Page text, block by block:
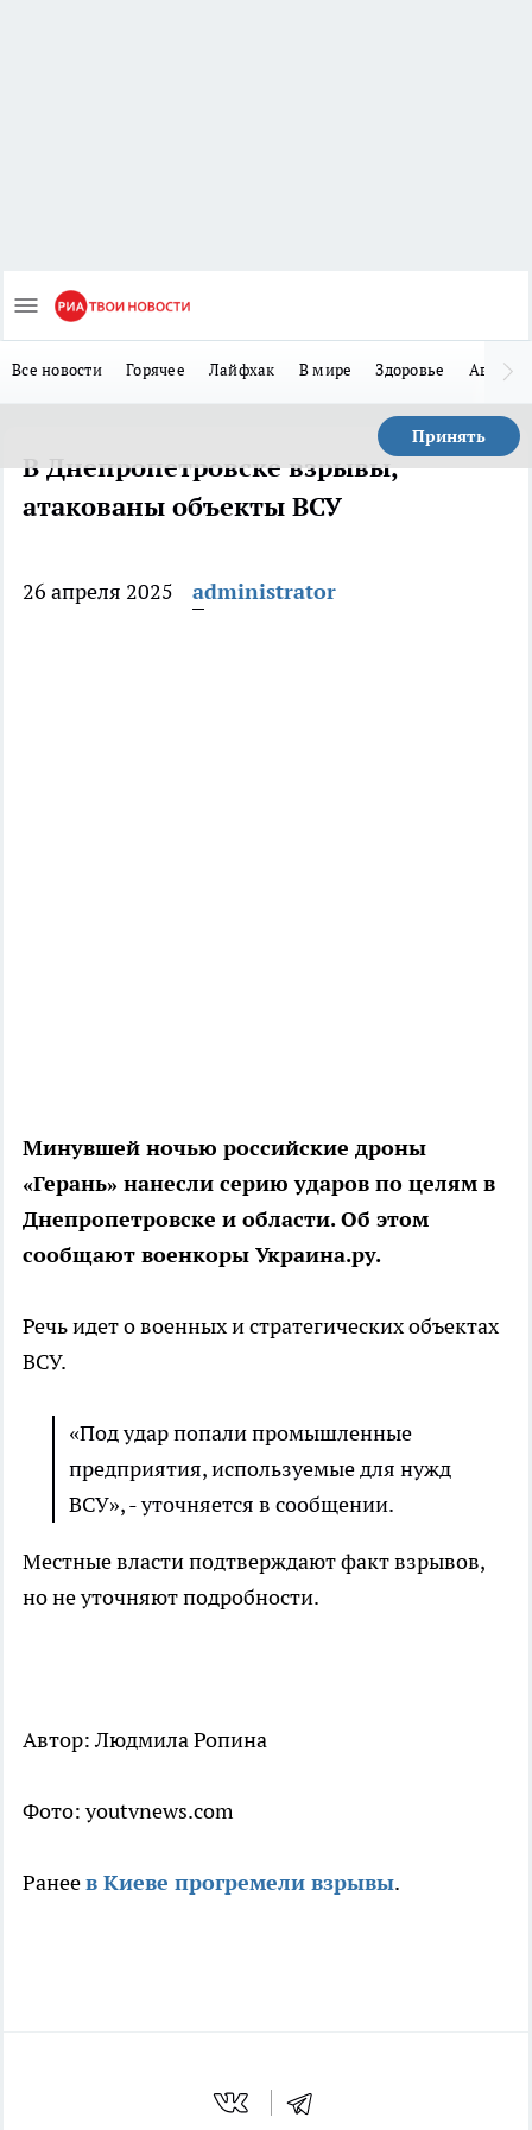
Все новости Горячее Лайфхак В мире Здоровье Авто
Принять
В Днепропетровске взрывы,
атакованы объекты ВСУ
26 апреля 2025 administrator
Минувшей ночью российские дроны
«Герань» нанесли серию ударов по целям в
Днепропетровске и области. Об этом
сообщают военкоры Украина.ру.
Речь идет о военных и стратегических объектах
ВСУ.
«Под удар попали промышленные
предприятия, используемые для нужд
ВСУ», - уточняется в сообщении.
Местные власти подтверждают факт взрывов,
но не уточняют подробности.
Автор: Людмила Ропина
Фото: youtvnews.com
Ранеев Киеве прогремели взрывы.